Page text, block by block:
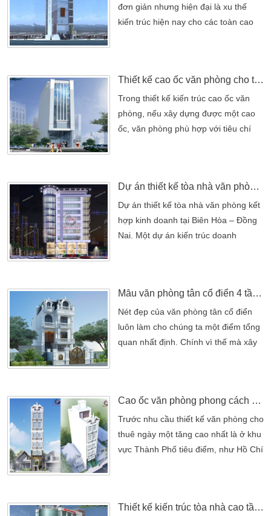
cũng muốn cho nhân viên mình một
chỗ làm việc thoải mái nhất. […]
đơn giản nhưng hiện đại là xu thế
kiến trúc hiện nay cho các toàn cao
các toàn cao ốc – văn phòng , hay
các khu phức hợp – trung tâm thương
mại. Các mẫu thiết kế của công ty
Kiến An Vinh luôn […]
Thiết kế cao ốc văn phòng cho thuê
Trong thiết kế kiến trúc cao ốc văn
phòng, nếu xây dựng được một cao
ốc, văn phòng phù hợp với tiêu chí
một cao ốc, văn phòng phù hợp với
tiêu chí phong thủy sẽ giúp mang đến
nhiều may mắn, tài lộc cho hoạt động
kinh doanh. Công ty thiết kế xây […]
Dự án thiết kế tòa nhà văn phòng kết hợp kinh doanh
Dự án thiết kế tòa nhà văn phòng kết
hợp kinh doanh tại Biên Hòa – Đồng
Nai. Một dự án kiến trúc doanh
và cần gạt hoặc tay nắm cửa tự động;
– Tầng bên trong phải liên tục (không
có khoảng trống) và tự trượt; – […]
Mẫu văn phòng tân cổ điển 4 tầng đẹp sang trọng
Nét đẹp của văn phòng tân cổ điển
luôn làm cho chúng ta một điểm tổng
quan nhất định. Chính vì thế mà xây
Kiến An Vinh trong 15 năm thiết kế và
thi công xây dựng văn phòng. Đã đưa
ra nhiều bộ sưu tập văn phòng cho
thuê đẹp. Phù […]
Cao ốc văn phòng phong cách bán cổ điển đẹp
Trước nhu cầu thiết kế văn phòng cho
thuê ngày một tăng cao nhất là ở khu
vực Thành Phố tiêu điểm, như Hồ Chí
Thành Phố tiêu điểm, như Hồ Chí
Thiết kế kiến trúc tòa nhà cao tầng